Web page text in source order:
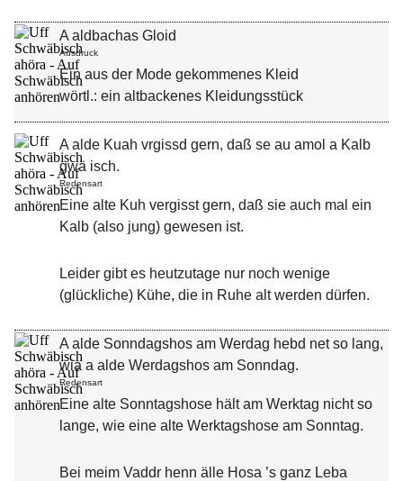
A aldbachas Gloid
Ausdruck
Ein aus der Mode gekommenes Kleid
wörtl.: ein altbackenes Kleidungsstück
A alde Kuah vrgissd gern, daß se au amol a Kalb
gwä isch.
Redensart
Eine alte Kuh vergisst gern, daß sie auch mal ein
Kalb (also jung) gewesen ist.
Leider gibt es heutzutage nur noch wenige
(glückliche) Kühe, die in Ruhe alt werden dürfen.
A alde Sonndagshos am Werdag hebd net so lang,
wia a alde Werdagshos am Sonndag.
Redensart
Eine alte Sonntagshose hält am Werktag nicht so
lange, wie eine alte Werktagshose am Sonntag.
Bei meim Vaddr henn älle Hosa ’s ganz Leba